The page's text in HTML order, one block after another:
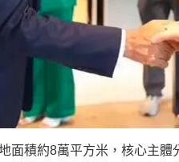
面積約8萬平方米，核心主